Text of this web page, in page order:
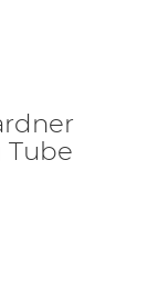
Tube